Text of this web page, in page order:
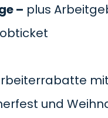
– plus
und